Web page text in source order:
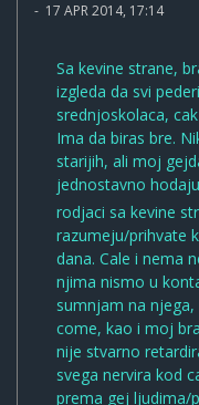
- 17 APR 2014, 17:14
Sa kevine strane,
izgleda da svi
srednjoskolaca,
Ima da biras bre.
starijih, ali moj
jednostavno
rodjaci sa kevine
razumeju/prihvate
dana. Cale i nema
njima nismo u
sumnjam na
come, kao i moj
nije stvarno
svega nervira kod
prema gej ljudima/